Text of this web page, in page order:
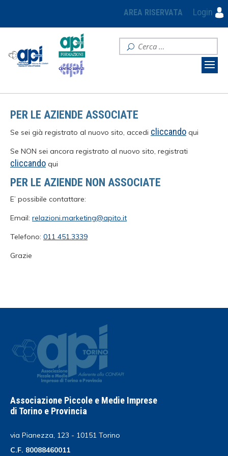
AREA RISERVATA Login
PER LE AZIENDE ASSOCIATE
Se sei già registrato al nuovo sito, accedi cliccando qui
Se NON sei ancora registrato al nuovo sito, registrati
cliccando qui
PER LE AZIENDE NON ASSOCIATE
E’ possibile contattare:
Email: relazioni.marketing@apito.it
Telefono: 011 451.3339
Grazie
Associazione Piccole e Medie Imprese
di Torino e Provincia
via Pianezza, 123 - 10151 Torino
C.F. 80088460011